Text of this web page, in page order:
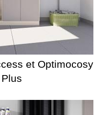
et Optimocosy